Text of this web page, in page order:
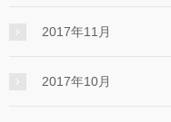
2017年11月
2017年10月